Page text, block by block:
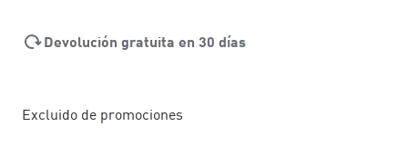
Devolución gratuita en 30 días
Excluido de promociones